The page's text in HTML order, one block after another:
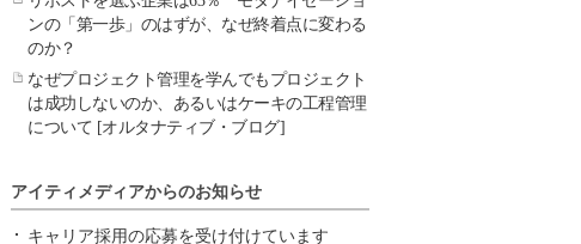
ンの「第一歩」のはずが、なぜ終着点に変わる
のか？
なぜプロジェクト管理を学んでもプロジェクト
は成功しないのか、あるいはケーキの工程管理
について [オルタナティブ・ブログ]
アイティメディアからのお知らせ
キャリア採用の応募を受け付けています